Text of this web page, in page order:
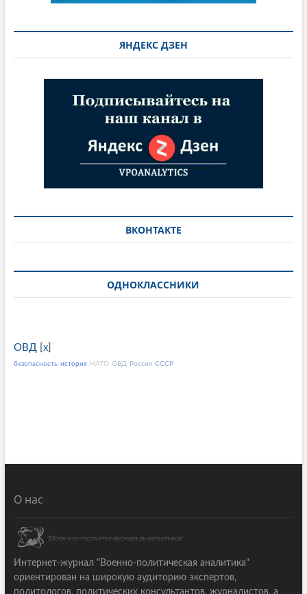
ЯНДЕКС ДЗЕН
ВКОНТАКТЕ
ОДНОКЛАССНИКИ
ОВД[ x]
безопасность история НАТО ОВД Россия СССР
О нас
Интернет-журнал "Военно-политическая аналитика"
ориентирован на широкую аудиторию экспертов,